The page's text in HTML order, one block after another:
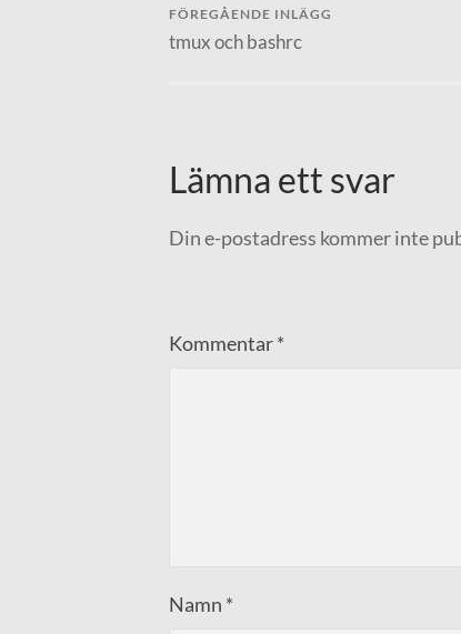
FÖREGÅENDE INLÄGG
tmux och bashrc
Lämna ett svar
Din e-postadress kommer inte
Kommentar*
Namn *